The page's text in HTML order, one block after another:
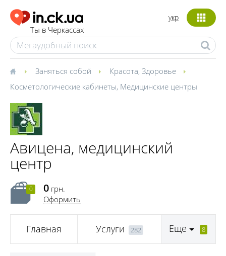
Ты в Черкассах
укр
Заняться собой Красота, Здоровье
Косметологические кабинеты, Медицинские центры
Авицена, медицинский
центр
0 0 грн.
Оформить
Главная Услуги 282 Еще 8